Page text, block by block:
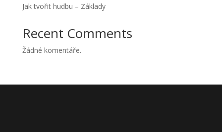
Jak tvořit hudbu – Základy
Recent Comments
Žádné komentáře.